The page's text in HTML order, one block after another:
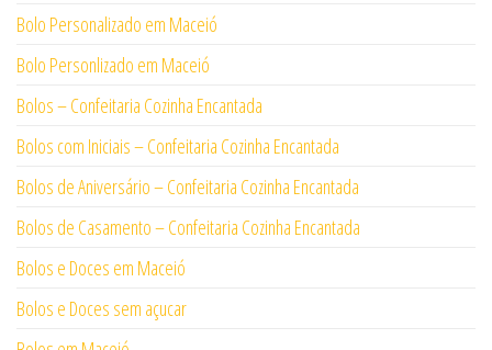
Bolo Personalizado em Maceió
Bolo Personlizado em Maceió
Bolos – Confeitaria Cozinha Encantada
Bolos com Iniciais – Confeitaria Cozinha Encantada
Bolos de Aniversário – Confeitaria Cozinha Encantada
Bolos de Casamento – Confeitaria Cozinha Encantada
Bolos e Doces em Maceió
Bolos e Doces sem açucar